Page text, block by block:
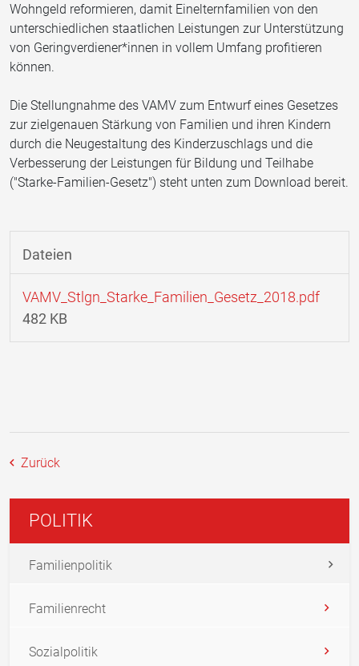
Wohngeld reformieren, damit Einelternfamilien von den
unterschiedlichen staatlichen Leistungen zur Unterstützung
von Geringverdiener*innen in vollem Umfang profitieren
können.
Die Stellungnahme des VAMV zum Entwurf eines Gesetzes
zur zielgenauen Stärkung von Familien und ihren Kindern
durch die Neugestaltung des Kinderzuschlags und die
Verbesserung der Leistungen für Bildung und Teilhabe
("Starke-Familien-Gesetz") steht unten zum Download bereit.
Dateien
VAMV_Stlgn_Starke_Familien_Gesetz_2018.pdf
482 KB
Zurück
POLITIK
Familienpolitik
Familienrecht
Sozialpolitik